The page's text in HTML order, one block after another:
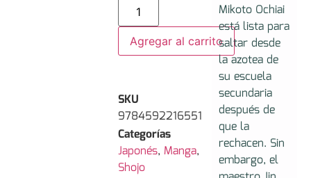
Agregar al carrito
SKU
9784592216551
Categorías
Japonés, Manga,
Shojo
Mikoto Ochiai
está lista para
saltar desde
la azotea de
su escuela
secundaria
después de
que la
rechacen. Sin
embargo, el